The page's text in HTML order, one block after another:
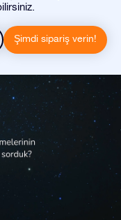
Şimdi sipariş verin!